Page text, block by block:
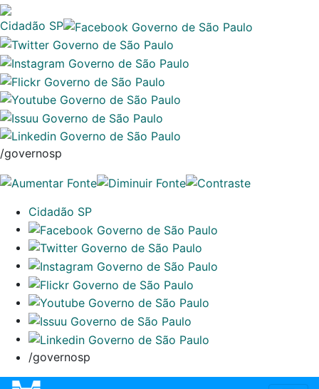
Cidadão SP
/governosp
Cidadão SP
/governosp